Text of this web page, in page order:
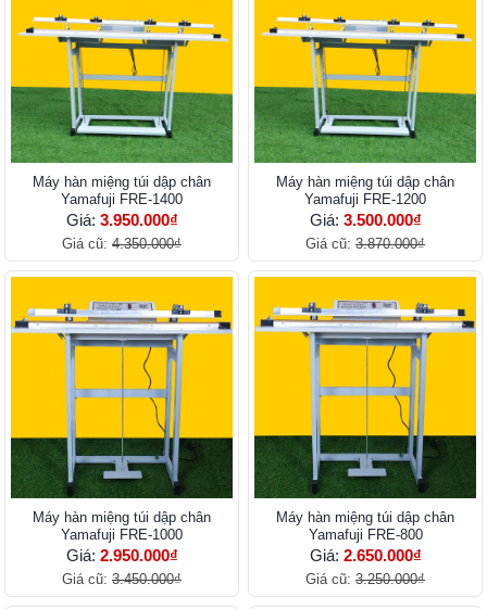
Máy hàn miệng túi dập chân
Yamafuji FRE-1400
Giá: 3.950.000₫
Giá cũ: 4.350.000₫
Máy hàn miệng túi dập chân
Yamafuji FRE-1200
Giá: 3.500.000₫
Giá cũ: 3.870.000₫
Máy hàn miệng túi dập chân
Yamafuji FRE-1000
Giá: 2.950.000₫
Giá cũ: 3.450.000₫
Máy hàn miệng túi dập chân
Yamafuji FRE-800
Giá: 2.650.000₫
Giá cũ: 3.250.000₫